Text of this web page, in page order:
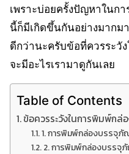
เพราะบ่อยครั้งปัญหาในก
นี้ก็มีเกิดขึ้นกันอย่างมากม
ดีกว่านะครับข้อที่ควรระ
จะมีอะไรเรามาดูกันเลย
Table of Contents
ข้อควรระวังในการพิมพ์ก
1. การพิมพ์กล่องบรรจุภั
2. การพิมพ์กล่องบรรจุภั